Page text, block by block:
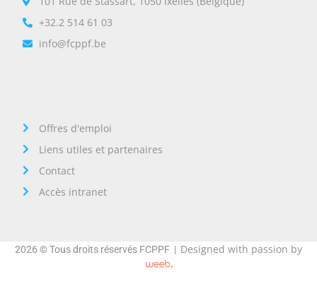
+32.2 514 61 03
info@fcppf.be
Offres d'emploi
Liens utiles et partenaires
Contact
Accès intranet
2026 © Tous droits réservés FCPPF | Designed with passion by